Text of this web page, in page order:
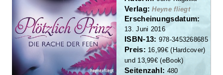
Verlag:Heyne fliegt
Erscheinungsdatum:
13. Juni 2016
ISBN-13: 978-3453268685
Preis: 16 ,99€( Hardcover)
und 13,99€ (eBook)
Seitenzahl: 480